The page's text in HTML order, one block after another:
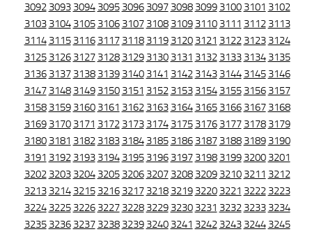
3092 3093 3094 3095 3096 3097 3098 3099 3100 3101 3102
3103 3104 3105 3106 3107 3108 3109 3110 3111 3112 3113
3114 3115 3116 3117 3118 3119 3120 3121 3122 3123 3124
3125 3126 3127 3128 3129 3130 3131 3132 3133 3134 3135
3136 3137 3138 3139 3140 3141 3142 3143 3144 3145 3146
3147 3148 3149 3150 3151 3152 3153 3154 3155 3156 3157
3158 3159 3160 3161 3162 3163 3164 3165 3166 3167 3168
3169 3170 3171 3172 3173 3174 3175 3176 3177 3178 3179
3180 3181 3182 3183 3184 3185 3186 3187 3188 3189 3190
3191 3192 3193 3194 3195 3196 3197 3198 3199 3200 3201
3202 3203 3204 3205 3206 3207 3208 3209 3210 3211 3212
3213 3214 3215 3216 3217 3218 3219 3220 3221 3222 3223
3224 3225 3226 3227 3228 3229 3230 3231 3232 3233 3234
3235 3236 3237 3238 3239 3240 3241 3242 3243 3244 3245